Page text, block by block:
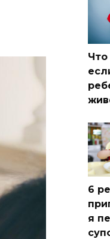
Что
6
я